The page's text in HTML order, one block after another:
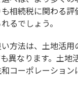
相続税に関わる
るでしょう。
方法は、土地活
異なります。土地
コーポレーショ